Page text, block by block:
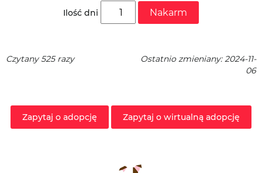
Ilość dni Nakarm
Czytany 525 razy
Ostatnio zmieniany: 2024-11-
06
Zapytaj o adopcję Zapytaj o wirtualną adopcję